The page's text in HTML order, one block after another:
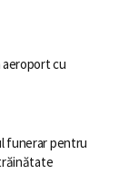
aeroport cu
funerar pentru